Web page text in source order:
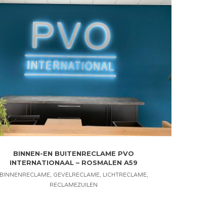
BINNEN-EN BUITENRECLAME PVO
INTERNATIONAAL – ROSMALEN A59
BINNENRECLAME, GEVELRECLAME, LICHTRECLAME,
RECLAMEZUILEN